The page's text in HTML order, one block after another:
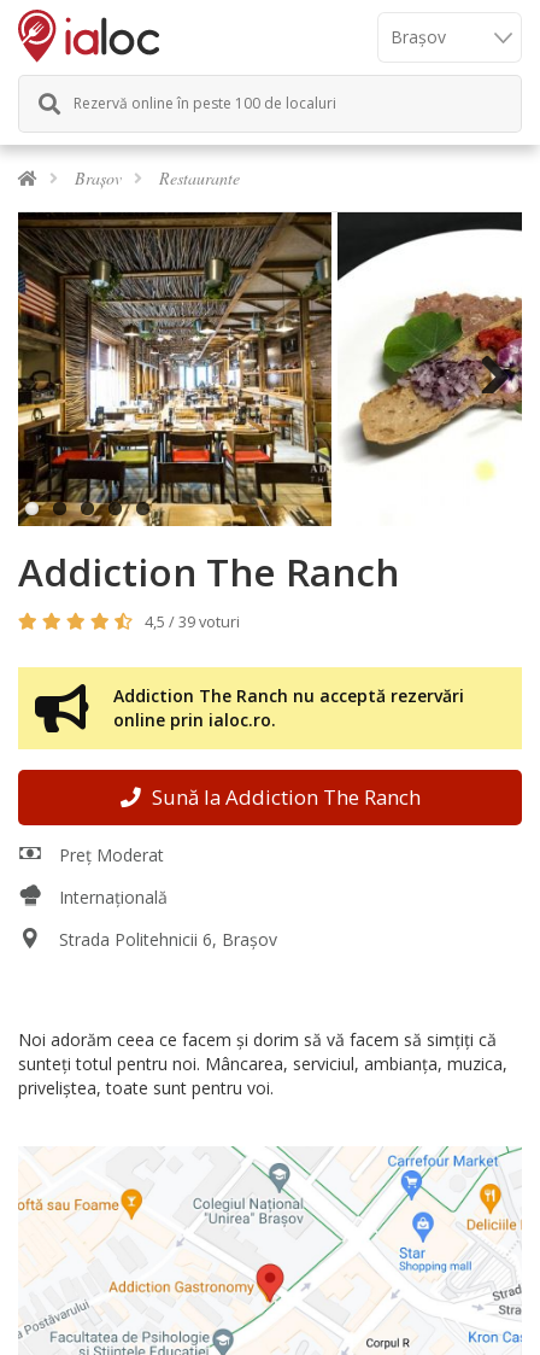
Rezervă online în peste 100 de localuri
Brașov Restaurante
Next
Addiction The Ranch
4,5 / 39 voturi
Addiction The Ranch nu acceptă rezervări
online prin ialoc.ro.
Sună la Addiction The Ranch
Preț Moderat
Internațională
Strada Politehnicii 6, Brașov
Noi adorăm ceea ce facem și dorim să vă facem să simțiți că
sunteți totul pentru noi. Mâncarea, serviciul, ambianța, muzica,
priveliștea, toate sunt pentru voi.